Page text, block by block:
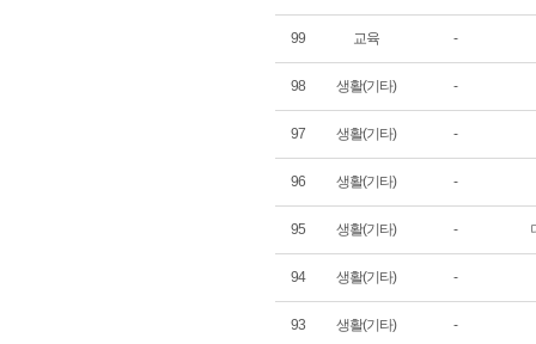
99 교육 -
98 생활(기타) -
97 생활(기타) -
96 생활(기타) -
95 생활(기타) -
94 생활(기타) -
93 생활(기타) -